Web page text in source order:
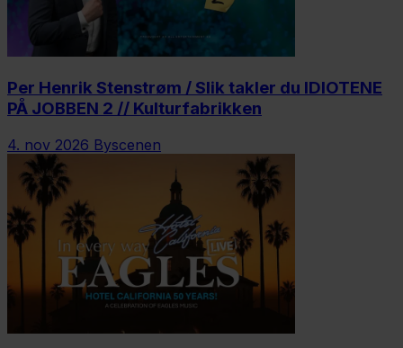
Per Henrik Stenstrøm / Slik takler du IDIOTENE
PÅ JOBBEN 2 // Kulturfabrikken
4. nov 2026 Byscenen